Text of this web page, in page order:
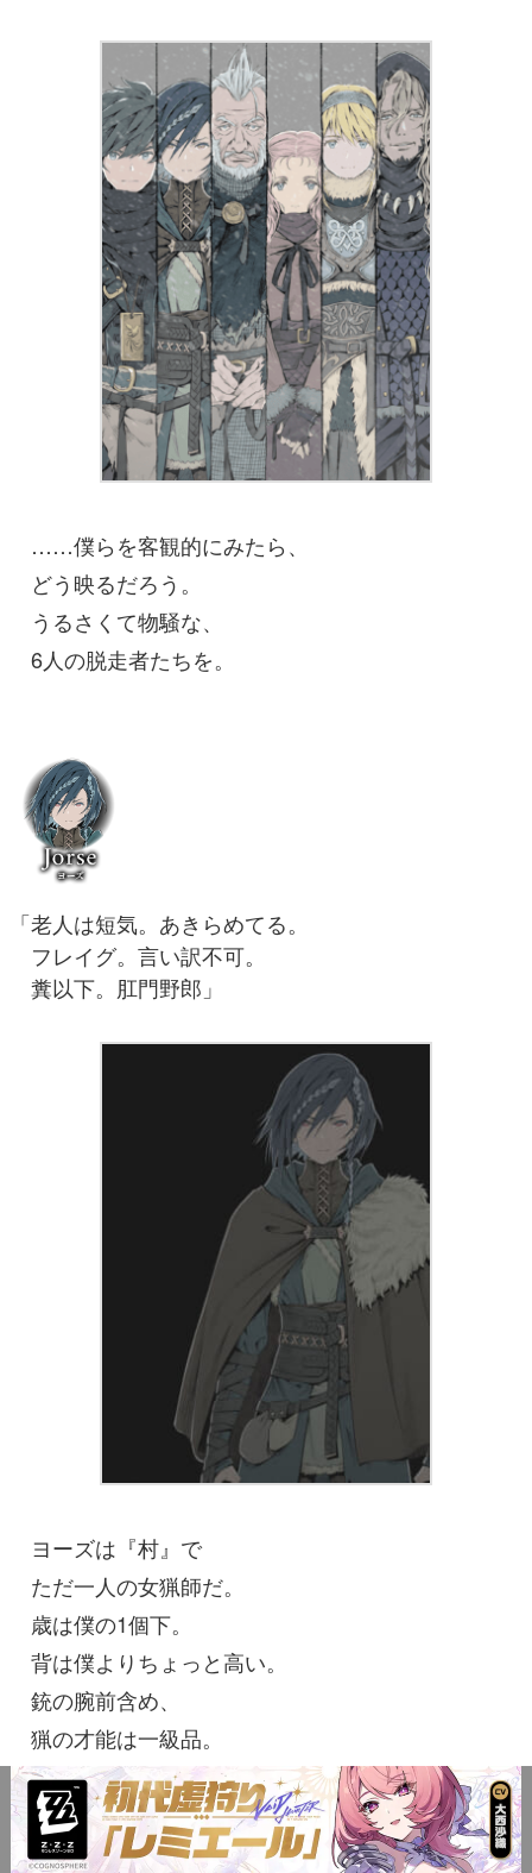
……僕らを客観的にみたら、
どう映るだろう。
うるさくて物騒な、
6人の脱走者たちを。
「老人は短気。あきらめてる。
フレイグ。言い訳不可。
糞以下。肛門野郎」
ヨーズは『村』で
ただ一人の女猟師だ。
歳は僕の1個下。
背は僕よりちょっと高い。
銃の腕前含め、
猟の才能は一級品。
猟師は寡黙なものだけど、
ヨーズはその程度がひどい。